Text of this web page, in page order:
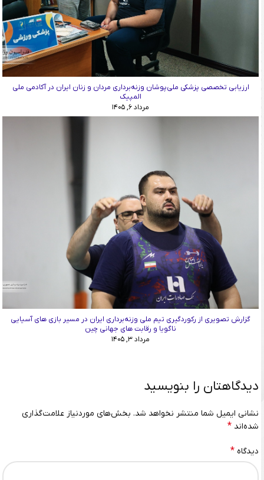
ارزیابی تخصصی پزشکی ملی‌پوشان وزنه‌برداری مردان و زنان ایران در آکادمی ملی
المپیک
مرداد ۶, ۱۴۰۵
گزارش تصویری از رکوردگیری تیم ملی وزنه‌برداری ایران در مسیر بازی های آسیایی
ناگویا و رقابت های جهانی چین
مرداد ۳, ۱۴۰۵
دیدگاهتان را بنویسید
نشانی ایمیل شما منتشر نخواهد شد. بخش‌های موردنیاز علامت‌گذاری
شده‌اند *
دیدگاه *